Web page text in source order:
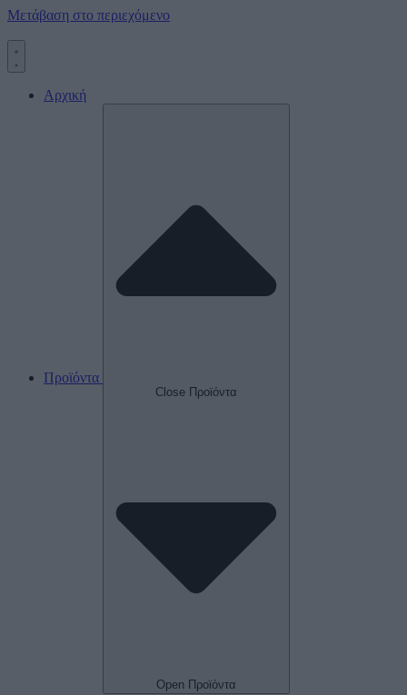
Μετάβαση στο περιεχόμενο
Αρχική
Προϊόντα
Close Προϊόντα
Open Προϊόντα